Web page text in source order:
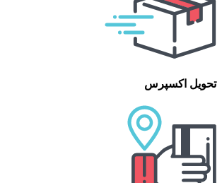
تحویل اکسپرس